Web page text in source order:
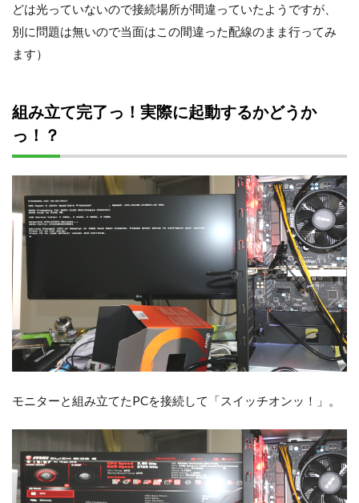
どは光っていないので接続場所が間違っていたようですが、
別に問題は無いので当面はこの間違った配線のまま行ってみ
ます）
組み立て完了っ！実際に起動するかどうか
っ！？
モニターと組み立てたPCを接続して「スイッチオンッ！」。